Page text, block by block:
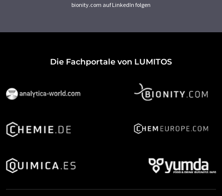
bionity.com auf LinkedIn folgen
Die Fachportale von LUMITOS